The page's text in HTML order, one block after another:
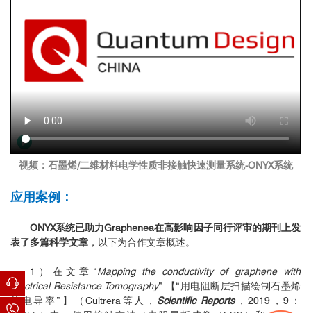
视频：石墨烯/二维材料电学性质非接触快速测量系统-ONYX系统
应用案例：
ONYX系统已助力Graphenea在高影响因子同行评审的期刊上发
表了多篇科学文章 ，以下为合作文章概述。
1）在文章“Mapping the conductivity of graphene with
Electrical Resistance Tomography” 【“用电阻断层扫描绘制石墨烯
的电导率”】（Cultrera等人， Scientific Reports，2019，9：